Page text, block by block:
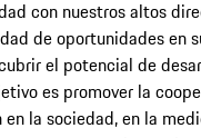
con nuestros altos
de oportunidades en
el potencial de
es promover la
la sociedad, en la